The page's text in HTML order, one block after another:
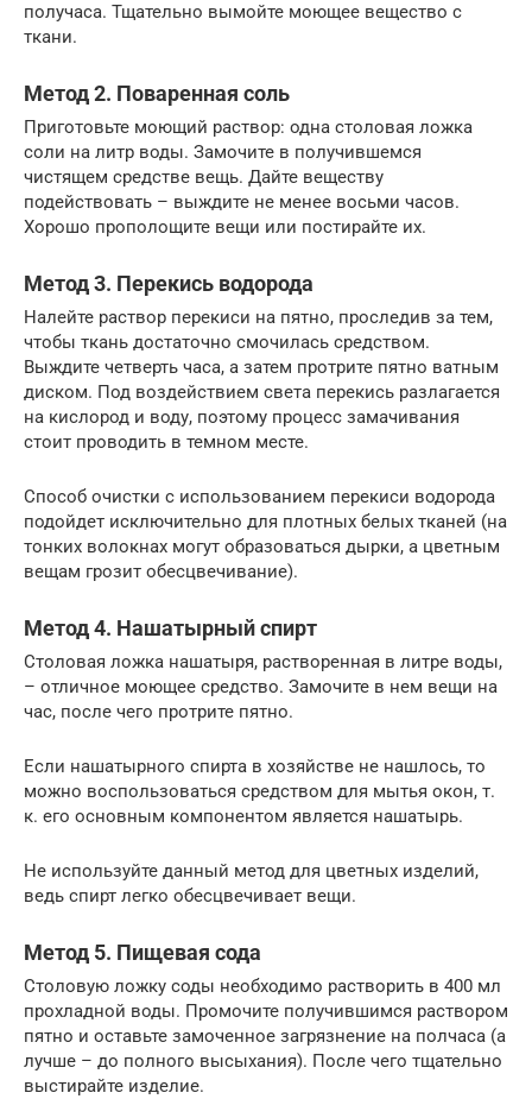
получаса. Тщательно вымойте моющее вещество с
ткани.
Метод 2. Поваренная соль
Приготовьте моющий раствор: одна столовая ложка
соли на литр воды. Замочите в получившемся
чистящем средстве вещь. Дайте веществу
подействовать – выждите не менее восьми часов.
Хорошо прополощите вещи или постирайте их.
Метод 3. Перекись водорода
Налейте раствор перекиси на пятно, проследив за тем,
чтобы ткань достаточно смочилась средством.
Выждите четверть часа, а затем протрите пятно ватным
диском. Под воздействием света перекись разлагается
на кислород и воду, поэтому процесс замачивания
стоит проводить в темном месте.
Способ очистки с использованием перекиси водорода
подойдет исключительно для плотных белых тканей (на
тонких волокнах могут образоваться дырки, а цветным
вещам грозит обесцвечивание).
Метод 4. Нашатырный спирт
Столовая ложка нашатыря, растворенная в литре воды,
– отличное моющее средство. Замочите в нем вещи на
час, после чего протрите пятно.
Если нашатырного спирта в хозяйстве не нашлось, то
можно воспользоваться средством для мытья окон, т.
к. его основным компонентом является нашатырь.
Не используйте данный метод для цветных изделий,
ведь спирт легко обесцвечивает вещи.
Метод 5. Пищевая сода
Столовую ложку соды необходимо растворить в 400 мл
прохладной воды. Промочите получившимся раствором
пятно и оставьте замоченное загрязнение на полчаса (а
лучше – до полного высыхания). После чего тщательно
выстирайте изделие.